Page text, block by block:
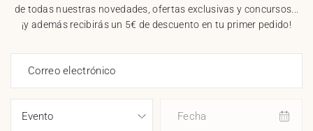
de todas nuestras novedades, ofertas exclusivas y concursos...
¡y además recibirás un 5€ de descuento en tu primer pedido!
Correo electrónico
Fecha